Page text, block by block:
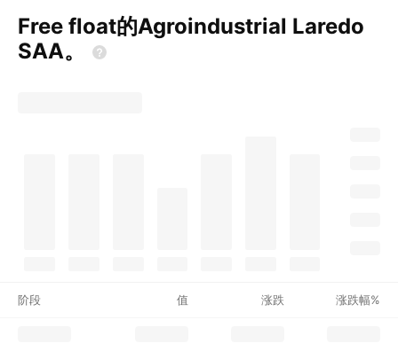
Free float的Agroindustrial Laredo
SAA。
阶段 值 涨跌 涨跌幅%